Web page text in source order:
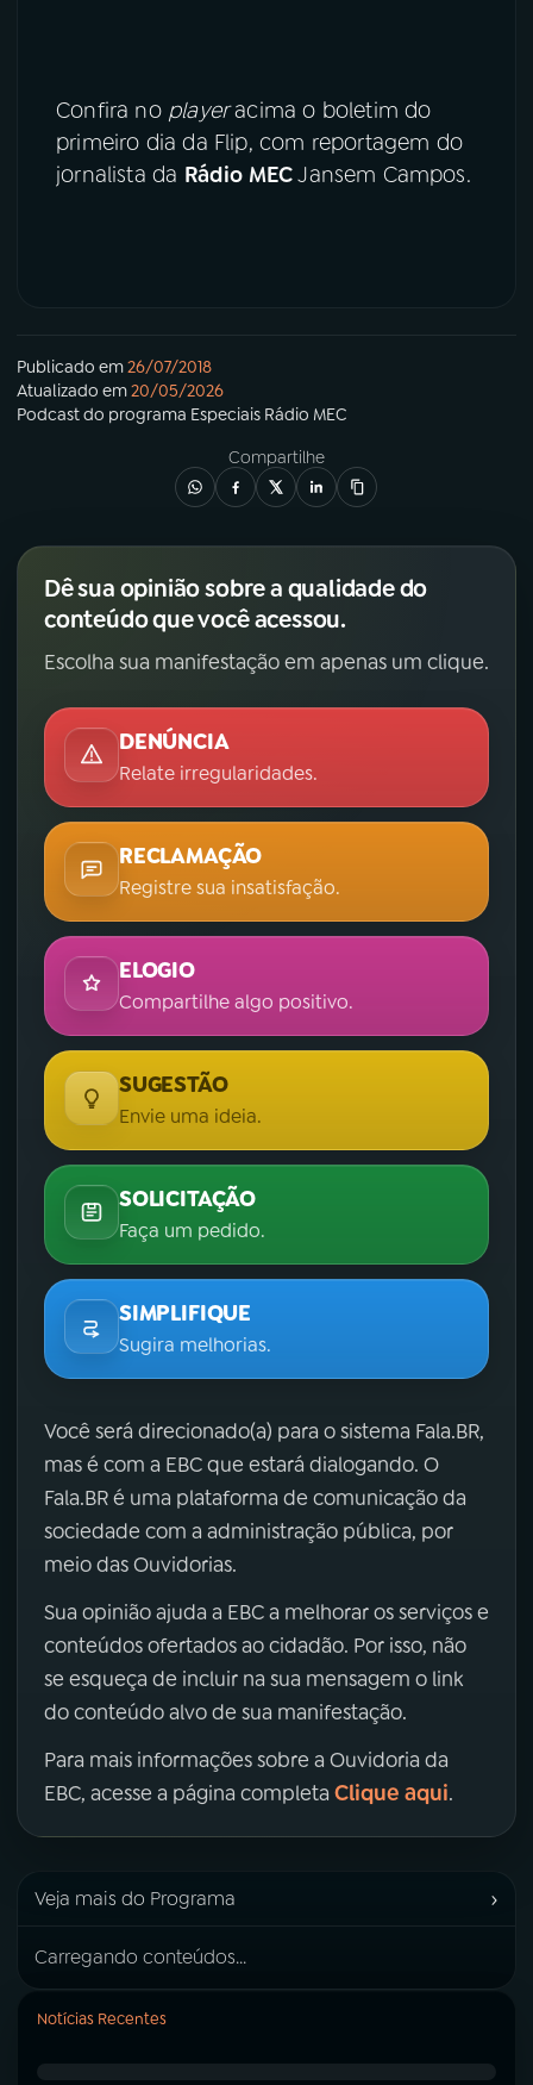
Confira no playeracima o boletim do
primeiro dia da Flip, com reportagem do
jornalista da Rádio MECJansem Campos.
Publicado em26/07/2018
Atualizado em20/05/2026
Podcastdo programa Especiais Rádio MEC
Compartilhe
Dê sua opinião sobre a qualidade do
conteúdo que você acessou.
Escolha sua manifestação em apenas um clique.
DENÚNCIA
Relate irregularidades.
RECLAMAÇÃO
Registre sua insatisfação.
ELOGIO
Compartilhe algo positivo.
SUGESTÃO
Envie uma ideia.
SOLICITAÇÃO
Faça um pedido.
SIMPLIFIQUE
Sugira melhorias.
Você será direcionado(a) para o sistema Fala.BR,
mas é com a EBC que estará dialogando. O
Fala.BR é uma plataforma de comunicação da
sociedade com a administração pública, por
meio das Ouvidorias.
Sua opinião ajuda a EBC a melhorar os serviços e
conteúdos ofertados ao cidadão. Por isso, não
se esqueça de incluir na sua mensagem o link
do conteúdo alvo de sua manifestação.
Para mais informações sobre a Ouvidoria da
EBC, acesse a página completa Clique aqui.
Veja mais do Programa ›
Carregando conteúdos...
Notícias Recentes